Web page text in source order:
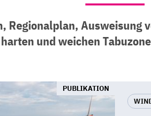
Regionalplan, Ausweisung
und weichen
PUBLIKATION